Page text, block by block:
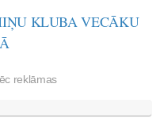
KLUBA VECĀKU
reklāmas